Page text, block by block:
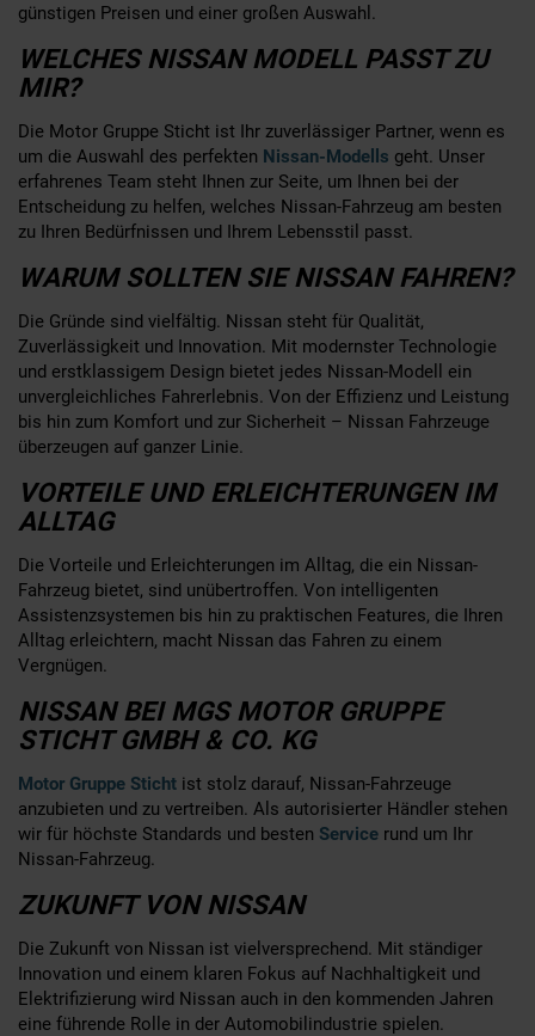
günstigen Preisen und einer großen Auswahl.
WELCHES NISSAN MODELL PASST ZU
MIR?
Die Motor Gruppe Sticht ist Ihr zuverlässiger Partner, wenn es
um die Auswahl des perfekten Nissan-Modells geht. Unser
erfahrenes Team steht Ihnen zur Seite, um Ihnen bei der
Entscheidung zu helfen, welches Nissan-Fahrzeug am besten
zu Ihren Bedürfnissen und Ihrem Lebensstil passt.
WARUM SOLLTEN SIE NISSAN FAHREN?
Die Gründe sind vielfältig. Nissan steht für Qualität,
Zuverlässigkeit und Innovation. Mit modernster Technologie
und erstklassigem Design bietet jedes Nissan-Modell ein
unvergleichliches Fahrerlebnis. Von der Effizienz und Leistung
bis hin zum Komfort und zur Sicherheit – Nissan Fahrzeuge
überzeugen auf ganzer Linie.
VORTEILE UND ERLEICHTERUNGEN IM
ALLTAG
Die Vorteile und Erleichterungen im Alltag, die ein Nissan-
Fahrzeug bietet, sind unübertroffen. Von intelligenten
Assistenzsystemen bis hin zu praktischen Features, die Ihren
Alltag erleichtern, macht Nissan das Fahren zu einem
Vergnügen.
NISSAN BEI MGS MOTOR GRUPPE
STICHT GMBH & CO. KG
Motor Gruppe Sticht ist stolz darauf, Nissan-Fahrzeuge
anzubieten und zu vertreiben. Als autorisierter Händler stehen
wir für höchste Standards und besten Service rund um Ihr
Nissan-Fahrzeug.
ZUKUNFT VON NISSAN
Die Zukunft von Nissan ist vielversprechend. Mit ständiger
Innovation und einem klaren Fokus auf Nachhaltigkeit und
Elektrifizierung wird Nissan auch in den kommenden Jahren
eine führende Rolle in der Automobilindustrie spielen.